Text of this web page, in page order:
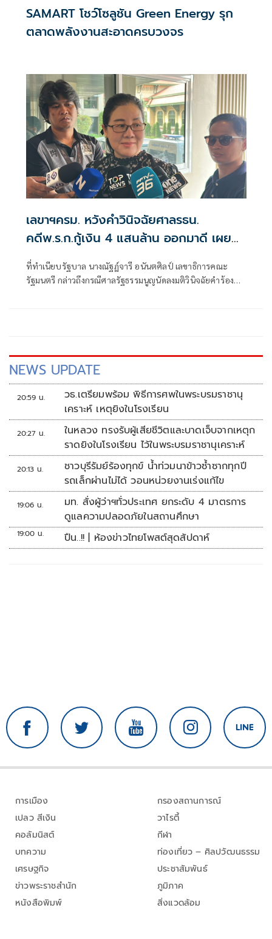
SAMART โชว์โซลูชัน Green Energy รุก
ตลาดพลังงานสะอาดครบวงจร
เลขาฯครม. หวังคำวินิจฉัยศาลรธน.
คดีพ.ร.ก.กู้เงิน 4 แสนล้าน ออกมาดี เผย
เตรียมแผนสำรองไว้แล้ว
ที่ทำเนียบรัฐบาล นางณัฐฏ์จารี อนันตศิลป์ เลขาธิการคณะ
รัฐมนตรี กล่าวถึงกรณีศาลรัฐธรรมนูญนัดลงมติวินิจฉัยคำร้องที่
NEWS UPDATE
20:59 น.
วธ.เตรียมพร้อม พิธีการศพในพระบรมราชานุ
เคราะห์ เหตุยิงในโรงเรียน
20:27 น.
ในหลวง ทรงรับผู้เสียชีวิตและบาดเจ็บจากเหตุก
ราดยิงในโรงเรียน ไว้ในพระบรมราชานุเคราะห์
20:13 น.
ชาวบุรีรัมย์ร้องทุกข์ น้ำท่วมนาข้าวซ้ำซากทุกปี
รถเล็กผ่านไม่ได้ วอนหน่วยงานเร่งแก้ไข
19:06 น.
มท. สั่งผู้ว่าฯทั่วประเทศ ยกระดับ 4 มาตรการ
ดูแลความปลอดภัยในสถานศึกษา
19:00 น. ปืน..!! | ห้องข่าวไทยโพสต์สุดสัปดาห์
การเมือง
เปลว สีเงิน
คอลัมนิสต์
บทความ
เศรษฐกิจ
ข่าวพระราชสำนัก
หนังสือพิมพ์
กรองสถานการณ์
วาไรตี้
กีฬา
ท่องเที่ยว – ศิลปวัฒนธรรม
ประชาสัมพันธ์
ภูมิภาค
สิ่งแวดล้อม